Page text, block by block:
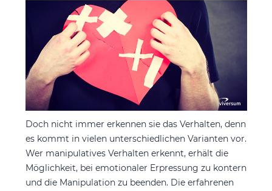
Doch nicht immer erkennen sie das Verhalten, denn
es kommt in vielen unterschiedlichen Varianten vor.
Wer manipulatives Verhalten erkennt, erhält die
Möglichkeit, bei emotionaler Erpressung zu kontern
und die Manipulation zu beenden. Die erfahrenen